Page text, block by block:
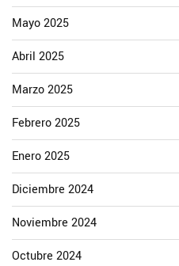
Mayo 2025
Abril 2025
Marzo 2025
Febrero 2025
Enero 2025
Diciembre 2024
Noviembre 2024
Octubre 2024